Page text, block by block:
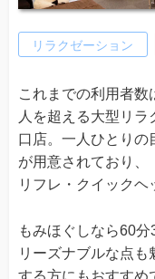
リラクゼーション
これまでの利用者
人を超える大型リラ
口店。一人ひとりの
が用意されており、
リフレ・クイックヘ
もみほぐしなら60
リーズナブルな点
する方にもおすすめ